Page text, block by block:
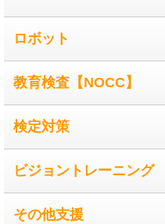
ロボット
教育検査【NOCC】
検定対策
ビジョントレーニング
その他支援